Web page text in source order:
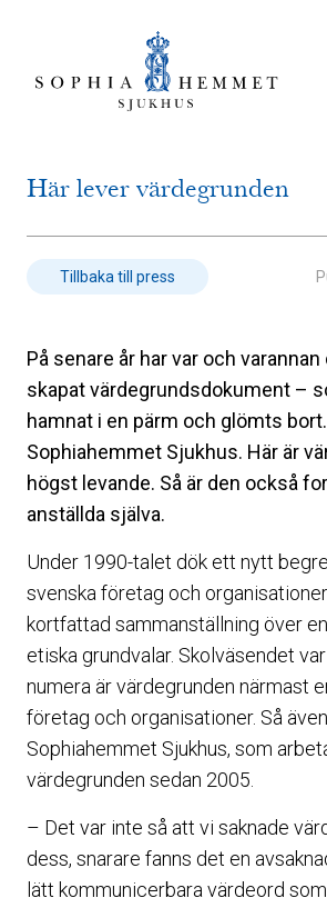
Här lever värdegrunden
Tillbaka till press
På senare år har var och
skapat värdegrundsdokument –
hamnat i en pärm och glömts
Sophiahemmet Sjukhus. Här är
högst levande. Så är den också
anställda själva.
Under 1990-talet dök ett nytt
svenska företag och
kortfattad sammanställning över
etiska grundvalar. Skolväsendet
numera är värdegrunden närmast
företag och organisationer. Så
Sophiahemmet Sjukhus, som
värdegrunden sedan 2005.
– Det var inte så att vi saknade
dess, snarare fanns det en
lätt kommunicerbara värdeord